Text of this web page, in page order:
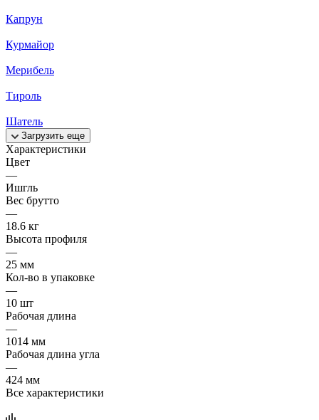
Капрун
Курмайор
Мерибель
Тироль
Шатель
Загрузить еще
Характеристики
Цвет
—
Ишгль
Вес брутто
—
18.6 кг
Высота профиля
—
25 мм
Кол-во в упаковке
—
10 шт
Рабочая длина
—
1014 мм
Рабочая длина угла
—
424 мм
Все характеристики